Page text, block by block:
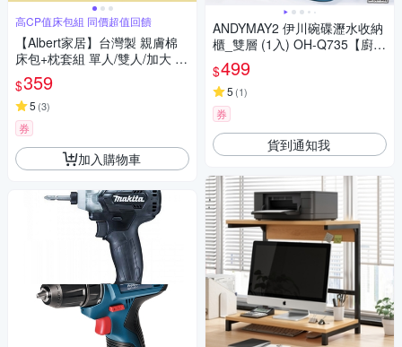
高CP值床包組 同價超值回饋
【Albert家居】台灣製 親膚棉
床包+枕套組 單人/雙人/加大 均
一價(多款任選/親膚磨毛/柔絲)
$359
5 (3)
券
加入購物車
ANDYMAY2 伊川碗碟瀝水收納
櫃_雙層 (1入) OH-Q735【廚房
架 瀝水架 碗盤架 收納架 收納
盒】
$499
5 (1)
券
貨到通知我